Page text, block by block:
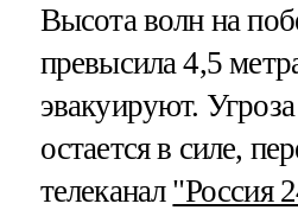
Высота волн на
превысила 4,5
эвакуируют.
остается в силе,
телеканал "Россия